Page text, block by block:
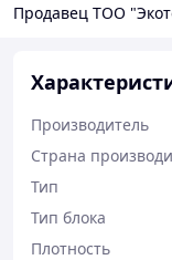
Продавец ТОО
Производитель
Страна
Тип
Тип блока
Плотность